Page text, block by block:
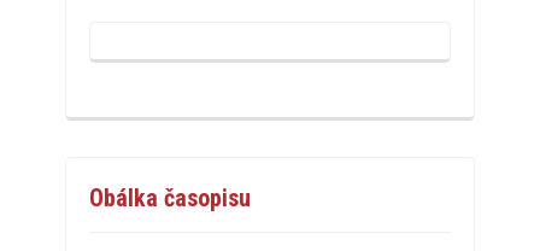
Obálka časopisu